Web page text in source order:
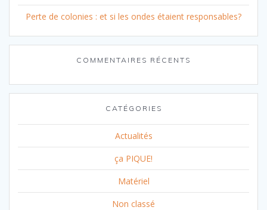
Perte de colonies : et si les ondes étaient responsables?
COMMENTAIRES RÉCENTS
CATÉGORIES
Actualités
ça PIQUE!
Matériel
Non classé